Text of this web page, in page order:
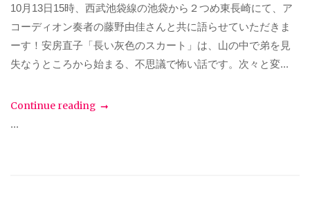
10月13日15時、西武池袋線の池袋から２つめ東長崎にて、ア
コーディオン奏者の藤野由佳さんと共に語らせていただきま
ーす！安房直子「長い灰色のスカート」は、山の中で弟を見
失なうところから始まる、不思議で怖い話です。次々と変...
Continue reading
...